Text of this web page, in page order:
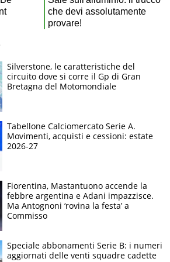
Silverstone, le caratteristiche del
circuito dove si corre il Gp di Gran
Bretagna del Motomondiale
Tabellone Calciomercato Serie A.
Movimenti, acquisti e cessioni: estate
2026-27
Fiorentina, Mastantuono accende la
febbre argentina e Adani impazzisce.
Ma Antognoni ‘rovina la festa’ a
Commisso
Speciale abbonamenti Serie B: i numeri
aggiornati delle venti squadre cadette